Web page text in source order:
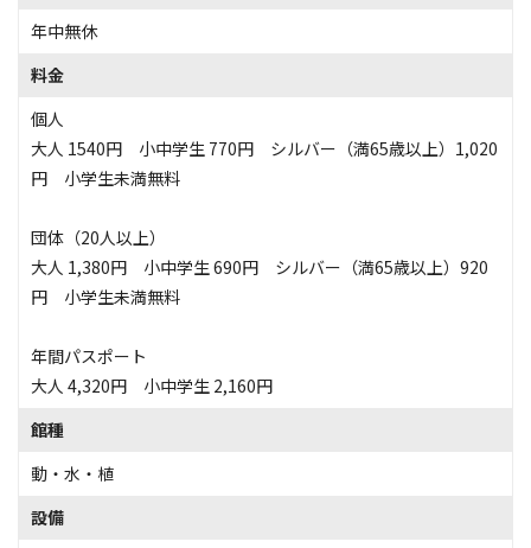
年中無休
料金
個人
大人 1540円 小中学生 770円 シルバー（満65歳以上）1,020
円 小学生未満無料
団体（20人以上）
大人 1,380円 小中学生 690円 シルバー（満65歳以上）920
円 小学生未満無料
年間パスポート
大人 4,320円 小中学生 2,160円
館種
動・水・植
設備